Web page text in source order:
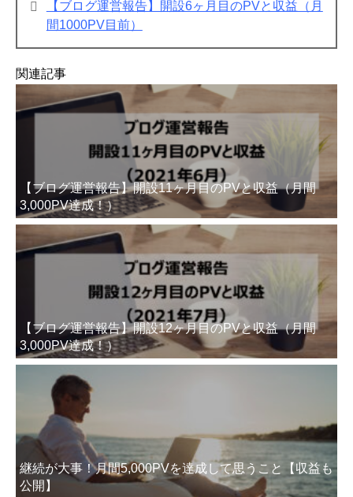
【ブログ運営報告】開設6ヶ月目のPVと収益（月
間1000PV目前）
関連記事
【ブログ運営報告】開設11ヶ月目のPVと収益（月間
3,000PV達成！）
【ブログ運営報告】開設12ヶ月目のPVと収益（月間
3,000PV達成！）
継続が大事！月間5,000PVを達成して思うこと【収益も
公開】